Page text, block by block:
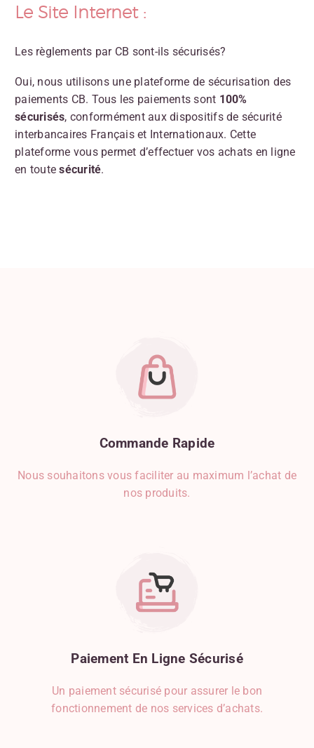
Le Site Internet :
Les règlements par CB sont-ils sécurisés?
Oui, nous utilisons une plateforme de sécurisation des
paiements CB. Tous les paiements sont 100%
sécurisés, conformément aux dispositifs de sécurité
interbancaires Français et Internationaux. Cette
plateforme vous permet d’effectuer vos achats en ligne
en toutesécurité.
Commande Rapide
Nous souhaitons vous faciliter au maximum l’achat de
nos produits.
Paiement En Ligne Sécurisé
Un paiement sécurisé pour assurer le bon
fonctionnement de nos services d’achats.